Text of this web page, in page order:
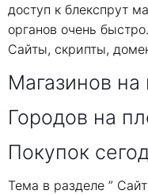
доступ к блекспрут
органов очень
Сайты, скрипты,
Магазинов
Городов на
Покупок
Тема в разделе ”